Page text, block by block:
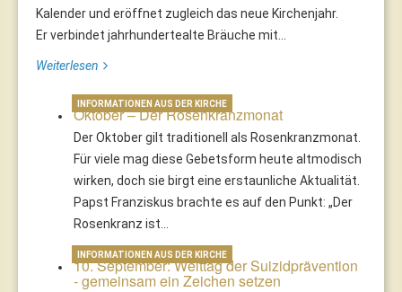
Kalender und eröffnet zugleich das neue Kirchenjahr.
Er verbindet jahrhundertealte Bräuche mit...
Weiterlesen
Oktober – Der Rosenkranzmonat
Der Oktober gilt traditionell als Rosenkranzmonat.
Für viele mag diese Gebetsform heute altmodisch
wirken, doch sie birgt eine erstaunliche Aktualität.
Papst Franziskus brachte es auf den Punkt: „Der
Rosenkranz ist…
INFORMATIONEN AUS DER KIRCHE
10. September: Welttag der Suizidprävention
- gemeinsam ein Zeichen setzen
INFORMATIONEN AUS DER KIRCHE